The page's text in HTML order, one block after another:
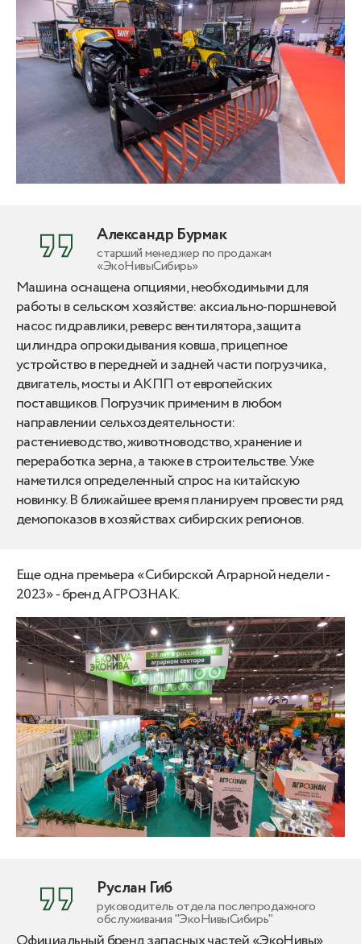
Машина оснащена опциями, необходимыми для
работы в сельском хозяйстве: аксиально-поршневой
насос гидравлики, реверс вентилятора, защита
цилиндра опрокидывания ковша, прицепное
устройство в передней и задней части погрузчика,
двигатель, мосты и АКПП от европейских
поставщиков. Погрузчик применим в любом
направлении сельхоздеятельности:
растениеводство, животноводство, хранение и
переработка зерна, а также в строительстве. Уже
наметился определенный спрос на китайскую
новинку. В ближайшее время планируем провести ряд
демопоказов в хозяйствах сибирских регионов.
Александр Бурмак
старший менеджер по продажам
«ЭкоНивыСибирь»
Еще одна премьера «Сибирской Аграрной недели -
2023» - бренд АГРОЗНАК.
Руслан Гиб
руководитель отдела послепродажного
обслуживания "ЭкоНивыСибирь"